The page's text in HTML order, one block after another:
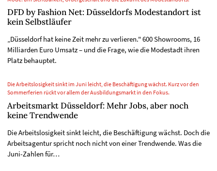
DFD by Fashion Net: Düsseldorfs Modestandort ist
kein Selbstläufer
„Düsseldorf hat keine Zeit mehr zu verlieren." 600 Showrooms, 16
Milliarden Euro Umsatz – und die Frage, wie die Modestadt ihren
Platz behauptet.
Die Arbeitslosigkeit sinkt im Juni leicht, die Beschäftigung wächst. Kurz vor den
Sommerferien rückt vor allem der Ausbildungsmarkt in den Fokus.
Arbeitsmarkt Düsseldorf: Mehr Jobs, aber noch
keine Trendwende
Die Arbeitslosigkeit sinkt leicht, die Beschäftigung wächst. Doch die
Arbeitsagentur spricht noch nicht von einer Trendwende. Was die
Juni-Zahlen für…